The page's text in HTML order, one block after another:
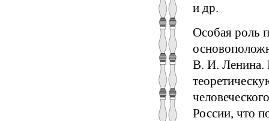
и др.
Особая роль
В. И. Ленина.
России, что